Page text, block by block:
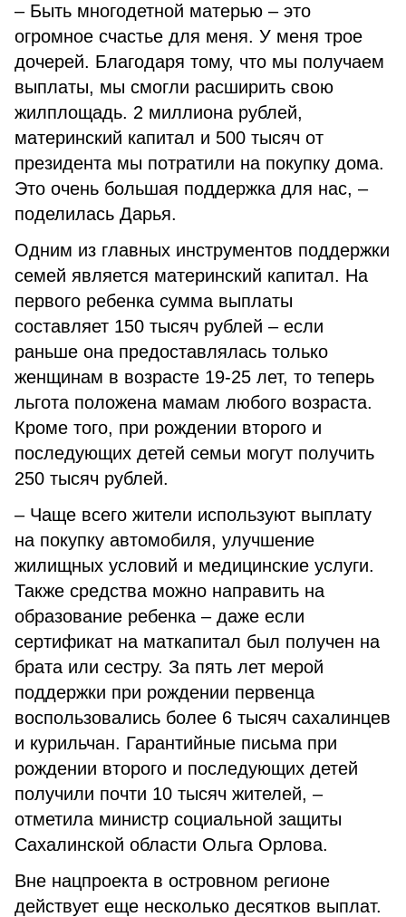
– Быть многодетной матерью – это
огромное счастье для меня. У меня трое
дочерей. Благодаря тому, что мы получаем
выплаты, мы смогли расширить свою
жилплощадь. 2 миллиона рублей,
материнский капитал и 500 тысяч от
президента мы потратили на покупку дома.
Это очень большая поддержка для нас, –
поделилась Дарья.
Одним из главных инструментов поддержки
семей является материнский капитал. На
первого ребенка сумма выплаты
составляет 150 тысяч рублей – если
раньше она предоставлялась только
женщинам в возрасте 19-25 лет, то теперь
льгота положена мамам любого возраста.
Кроме того, при рождении второго и
последующих детей семьи могут получить
250 тысяч рублей.
– Чаще всего жители используют выплату
на покупку автомобиля, улучшение
жилищных условий и медицинские услуги.
Также средства можно направить на
образование ребенка – даже если
сертификат на маткапитал был получен на
брата или сестру. За пять лет мерой
поддержки при рождении первенца
воспользовались более 6 тысяч сахалинцев
и курильчан. Гарантийные письма при
рождении второго и последующих детей
получили почти 10 тысяч жителей, –
отметила министр социальной защиты
Сахалинской области Ольга Орлова.
Вне нацпроекта в островном регионе
действует еще несколько десятков выплат.